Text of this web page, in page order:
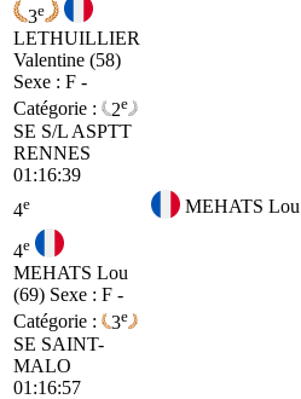
3e
LETHUILLIER
Valentine (58)
Sexe : F -
Catégorie :
2e
SE S/L ASPTT
RENNES
01:16:39
4e MEHATS Lou
4e
MEHATS Lou
(69) Sexe : F -
Catégorie :
3e
SE SAINT-
MALO
01:16:57